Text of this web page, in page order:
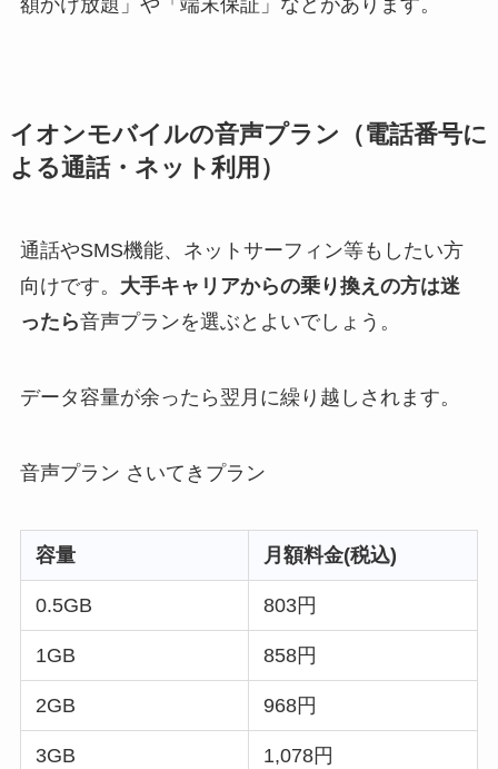
イオンモバイルの音声プラン（電話番号に
よる通話・ネット利用）
通話やSMS機能、ネットサーフィン等もしたい方
向けです。 大手キャリアからの乗り換えの方は迷
ったら音声プランを選ぶとよいでしょう。
データ容量が余ったら翌月に繰り越しされます。
音声プラン さいてきプラン
容量 月額料金(税込)
0.5GB 803円
1GB 858円
2GB 968円
3GB 1,078円